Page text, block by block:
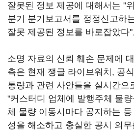
잘못된 정보 제공에 대해서는 "
분기 분기보고서를 정정신고하
잘못 제공된 정보를 바로잡았다
소명 자료의 신뢰 훼손 문제에
측은 현재 쟁글 라이브워치, 공
통량과 관련 사안들을 실시간으
"커스터디 업체에 발행주체 물
체 물량 이동시마다 공지하는
성을 해소하고 충실한 공시 의